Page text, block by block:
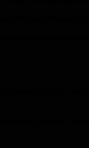
za kupce i
sistema, i